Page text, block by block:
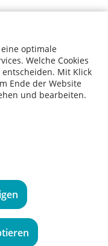
optimale
Welche Cookies
Mit Klick
Ende der Website
und bearbeiten.
zu notwendigen
zu funktionalen
zu Statistik-Cookies
Ihre Daten oder
PC installieren? Dann
Techniker die
0